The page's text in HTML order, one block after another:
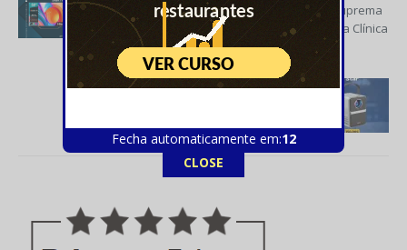
Descubra a Experiência Cinematográfica Suprema
com a Hisense QLED Smart TV 4K 58A7GQ na Clínica
do Computador em Vila do Porto!
NEXT
Fecha automaticamente em:11
CLOSE